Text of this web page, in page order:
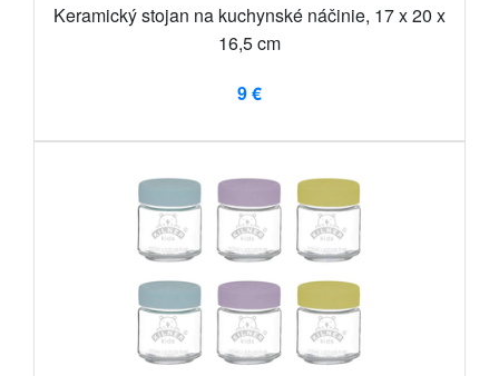
Keramický stojan na kuchynské náčinie, 17 x 20 x
16,5 cm
9 €